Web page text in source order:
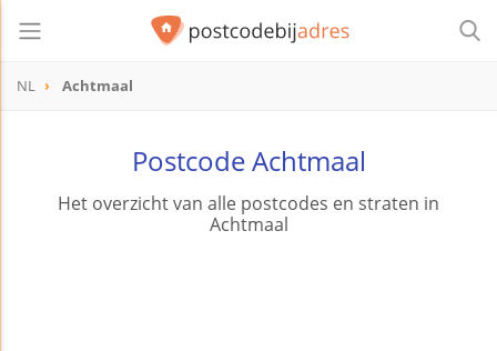
NL Achtmaal
Postcode Achtmaal
Het overzicht van alle postcodes en straten in
Achtmaal